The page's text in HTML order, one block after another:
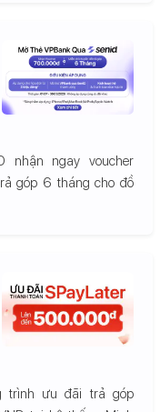
nhận ngay voucher
góp 6 tháng cho đồ
trình ưu đãi trả góp